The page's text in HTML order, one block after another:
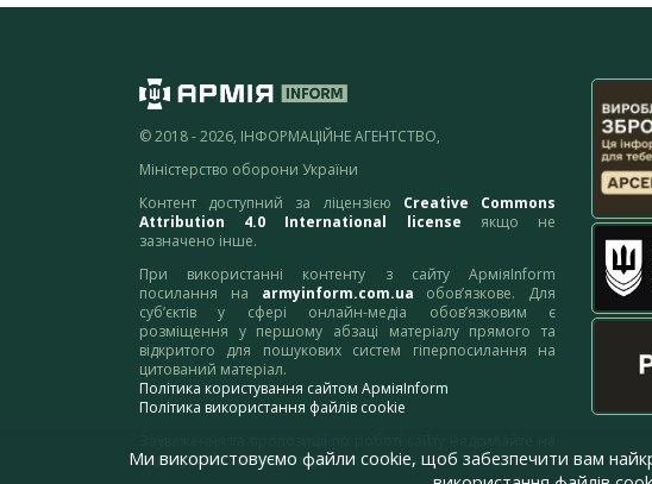
© 2018 - 2026, ІНФОРМАЦІЙНЕ АГЕНТСТВО,
Міністерство оборони України
Контент доступний за ліцензією Creative Commons
Attribution 4.0 International license якщо не
зазначено інше.
При використанні контенту з сайту АрміяInform
посилання на armyinform.com.ua обов’язкове. Для
суб’єктів у сфері онлайн-медіа обов’язковим є
розміщення у першому абзаці матеріалу прямого та
відкритого для пошукових систем гіперпосилання на
цитований матеріал.
Політика користування сайтом АрміяInform
Політика використання файлів cookie
адресу:webmaster@armyinform.com.ua
Ми використовуємо файли cookie, щоб забезпечити вам